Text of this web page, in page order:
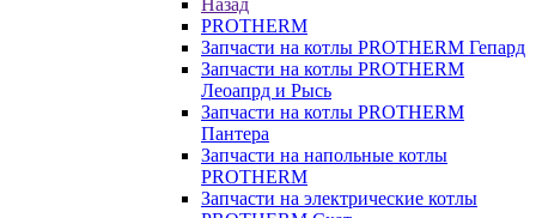
Назад
PROTHERM
Запчасти на котлы PROTHERM Гепард
Запчасти на котлы PROTHERM
Леоапрд и Рысь
Запчасти на котлы PROTHERM
Пантера
Запчасти на напольные котлы
PROTHERM
Запчасти на электрические котлы